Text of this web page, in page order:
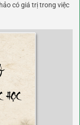
có giá trị trong việc